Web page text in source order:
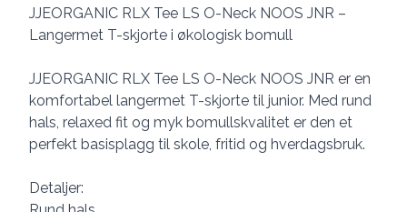
Description
JJEORGANIC RLX Tee LS O-Neck NOOS JNR –
Langermet T-skjorte i økologisk bomull
JJEORGANIC RLX Tee LS O-Neck NOOS JNR er en
komfortabel langermet T-skjorte til junior. Med rund
hals, relaxed fit og myk bomullskvalitet er den et
perfekt basisplagg til skole, fritid og hverdagsbruk.
Detaljer: